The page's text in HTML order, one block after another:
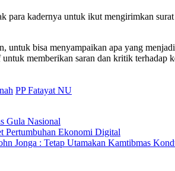
kadernya untuk ikut mengirimkan
untuk bisa menyampaikan apa yang
memberikan saran dan kritik
PP Fatayat NU
Gula Nasional
Pertumbuhan Ekonomi Digital
Jonga : Tetap Utamakan Kamtibmas